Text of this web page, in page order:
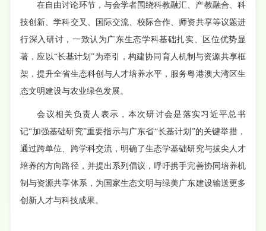
在自由讨论环节，与会学者围绕科教融汇、产教融合、科
技创新、学科交叉、国际交流、校际合作、师资共享等议题进
行深入研讨，一致认为广东生态学科基础扎实、区位优势显
著，应以“长基计划”为牵引，构建协同育人机制与资源共享框
架，提升全省生态科创与人才培养水平，服务粤港澳大湾区生
态文明建设与农业绿色发展。
会议相关负责人表示，本次研讨会是落实习近平总书
记“加强基础研究”重要指示与广东省“长基计划”的关键举措，
通过跨单位、跨学科交流，明确了生态学基础研究与拔尖人才
培养的方向路径，并提出系列倡议，呼吁携手完善协同培养机
制与资源共享体系，为国家生态文明与绿美广东建设输送更多
创新人才与科技成果。